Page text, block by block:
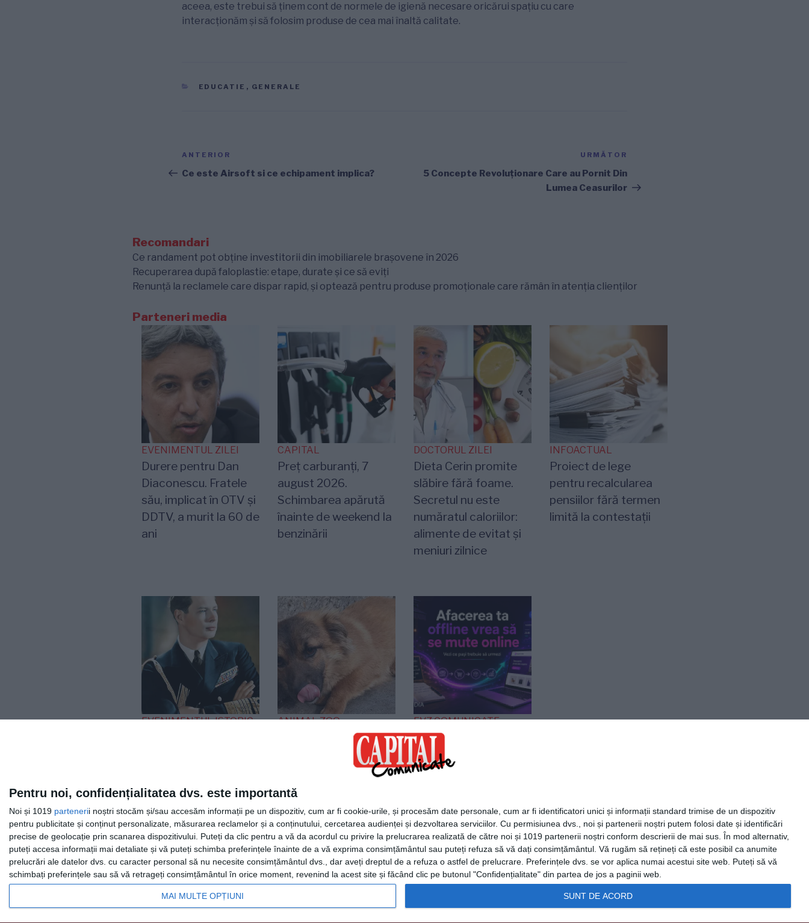
Pentru noi, confidențialitatea dvs. este importantă
Noi și 1019 partenerii noștri stocăm și/sau accesăm informații pe un dispozitiv, cum ar fi cookie-urile, și procesăm date personale, cum ar fi identificatori unici și informații standard trimise de un dispozitiv
pentru publicitate și conținut personalizate, măsurarea reclamelor și a conținutului, cercetarea audienței și dezvoltarea serviciilor. Cu permisiunea dvs., noi și partenerii noștri putem folosi date și identificări
precise de geolocație prin scanarea dispozitivului. Puteți da clic pentru a vă da acordul cu privire la prelucrarea realizată de către noi și 1019 partenerii noștri conform descrierii de mai sus. În mod alternativ,
puteți accesa informații mai detaliate și vă puteți schimba preferințele înainte de a vă exprima consimțământul sau puteți refuza să vă dați consimțământul. Vă rugăm să rețineți că este posibil ca anumite
prelucrări ale datelor dvs. cu caracter personal să nu necesite consimțământul dvs., dar aveți dreptul de a refuza o astfel de prelucrare. Preferințele dvs. se vor aplica numai acestui site web. Puteți să vă
schimbați preferințele sau să vă retrageți consimțământul în orice moment, revenind la acest site și făcând clic pe butonul "Confidențialitate" din partea de jos a paginii web.
MAI MULTE OPȚIUNI SUNT DE ACORD
aceea, este trebui să ținem cont de normele de igienă necesare oricărui spațiu cu care
interacționăm și să folosim produse de cea mai înaltă calitate.
CATEGORII
EDUCATIE , GENERALE
Navigare
în
Articolul
anterior
ANTERIOR
Ce este Airsoft si ce echipament implica?
următor
URMĂTOR
5 Concepte Revoluționare Care au Pornit Din
Lumea Ceasurilor
Recomandari
Ce randament pot obține investitorii din imobiliarele brașovene în 2026
Recuperarea după faloplastie: etape, durate și ce să eviți
Renunță la reclamele care dispar rapid, și optează pentru produse promoționale care rămân în atenția clienților
Parteneri media
EVENIMENTUL ZILEI
Durere pentru Dan
Diaconescu. Fratele
său, implicat în OTV și
DDTV, a murit la 60 de
ani
CAPITAL
Preț carburanți, 7
august 2026.
Schimbarea apărută
înainte de weekend la
benzinării
DOCTORUL ZILEI
Dieta Cerin promite
slăbire fără foame.
Secretul nu este
număratul caloriilor:
alimente de evitat și
meniuri zilnice
INFOACTUAL
Proiect de lege
pentru recalcularea
pensiilor fără termen
limită la contestații
EVENIMENTUL ISTORIC
Regele Mihai după
expulzarea de pe
Otopeni
ANIMAL ZOO
O viață așteaptă un
miracol! Cățelușa care
s-a refugiat într-un
colț așteptând
sfârșitul
EVZ COMUNICATE
Agentia Plum Media
lansează un ghid
practic pentru
vor să intre în
comerțul electronic
Termeni și condiții|Consimtamant cookie-uri
Facebook